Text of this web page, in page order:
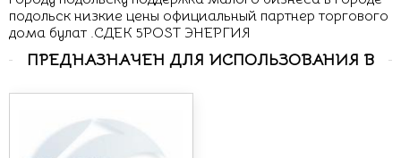
подольск низкие цены официальный партнер торгового
дома булат .СДЕК 5POST ЭНЕРГИЯ
ПРЕДНАЗНАЧЕН ДЛЯ ИСПОЛЬЗОВАНИЯ В